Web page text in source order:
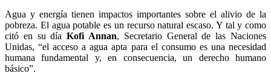
Agua y energía tienen impactos importantes sobre el alivio de la
pobreza. El agua potable es un recurso natural escaso. Y tal y como
citó en su díaKofi Annan, Secretario General de las Naciones
Unidas, “el acceso a agua apta para el consumo es una necesidad
humana fundamental y, en consecuencia, un derecho humano
básico”.